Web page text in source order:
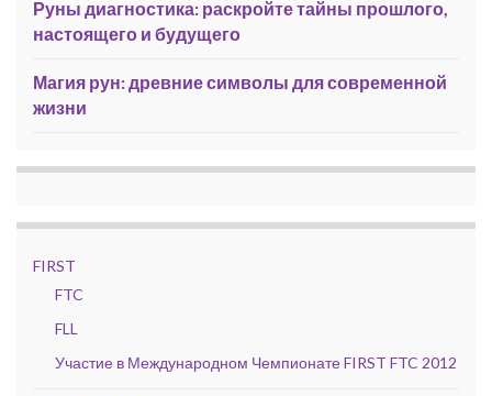
Руны диагностика: раскройте тайны прошлого,
настоящего и будущего
Магия рун: древние символы для современной
жизни
FIRST
FTC
FLL
Участие в Международном Чемпионате FIRST FTC 2012